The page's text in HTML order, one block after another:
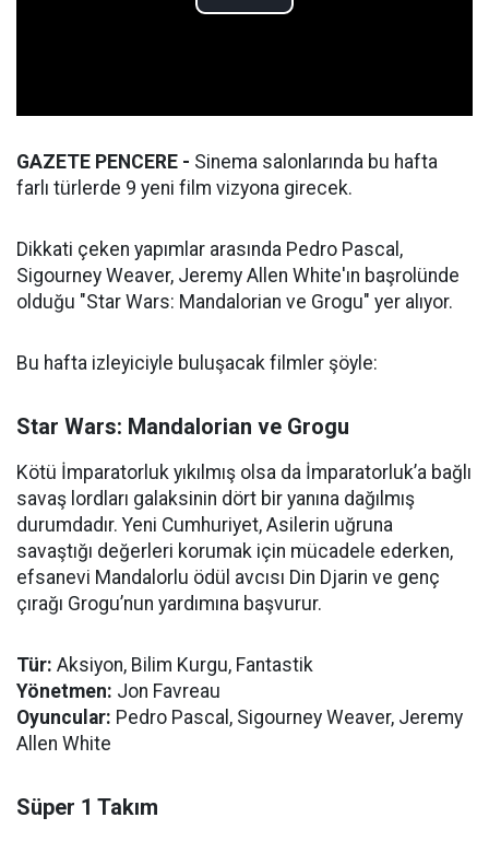
GAZETE PENCERE - Sinema salonlarında bu hafta
farlı türlerde 9 yeni film vizyona girecek.
Dikkati çeken yapımlar arasında Pedro Pascal,
Sigourney Weaver, Jeremy Allen White'ın başrolünde
olduğu "Star Wars: Mandalorian ve Grogu" yer alıyor.
Bu hafta izleyiciyle buluşacak filmler şöyle:
Star Wars: Mandalorian ve Grogu
Kötü İmparatorluk yıkılmış olsa da İmparatorluk’a bağlı
savaş lordları galaksinin dört bir yanına dağılmış
durumdadır. Yeni Cumhuriyet, Asilerin uğruna
savaştığı değerleri korumak için mücadele ederken,
efsanevi Mandalorlu ödül avcısı Din Djarin ve genç
çırağı Grogu’nun yardımına başvurur.
Tür: Aksiyon, Bilim Kurgu, Fantastik
Yönetmen: Jon Favreau
Oyuncular: Pedro Pascal, Sigourney Weaver, Jeremy
Allen White
Süper 1 Takım